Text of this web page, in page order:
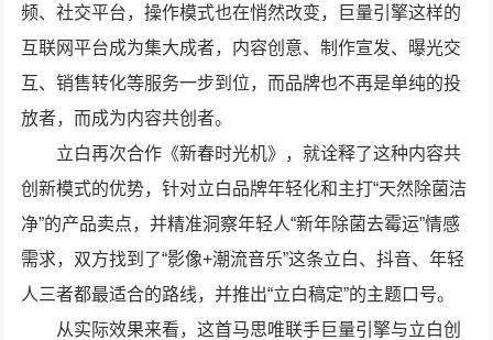
频、社交平台，操作模式也在悄然改变，巨量引擎这样的
互联网平台成为集大成者，内容创意、制作宣发、曝光交
互、销售转化等服务一步到位，而品牌也不再是单纯的投
放者，而成为内容共创者。
立白再次合作《新春时光机》，就诠释了这种内容共
创新模式的优势，针对立白品牌年轻化和主打“天然除菌洁
净”的产品卖点，并精准洞察年轻人“新年除菌去霉运”情感
需求，双方找到了“影像+潮流音乐”这条立白、抖音、年轻
人三者都最适合的路线，并推出“立白稿定”的主题口号。
从实际效果来看，这首马思唯联手巨量引擎与立白创